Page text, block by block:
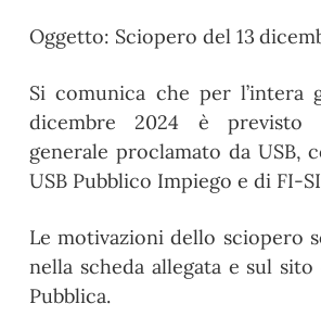
Oggetto: Sciopero del 13
Si comunica che per l’intera
dicembre 2024 è previsto
generale proclamato da USB,
USB Pubblico Impiego e di FI-
Le motivazioni dello sciopero
nella scheda allegata e sul
Pubblica.